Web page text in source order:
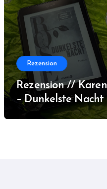
Rezension
Rezension //
– Dunkelste Nacht
Orleans #1)